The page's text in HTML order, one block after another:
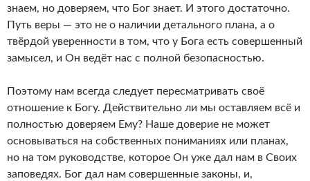
знаем, но доверяем, что Бог знает. И этого достаточно.
Путь веры — это не о наличии детального плана, а о
твёрдой уверенности в том, что у Бога есть совершенный
замысел, и Он ведёт нас с полной безопасностью.
Поэтому нам всегда следует пересматривать своё
отношение к Богу. Действительно ли мы оставляем всё и
полностью доверяем Ему? Наше доверие не может
основываться на собственных пониманиях или планах,
но на том руководстве, которое Он уже дал нам в Своих
заповедях. Бог дал нам совершенные законы, и,